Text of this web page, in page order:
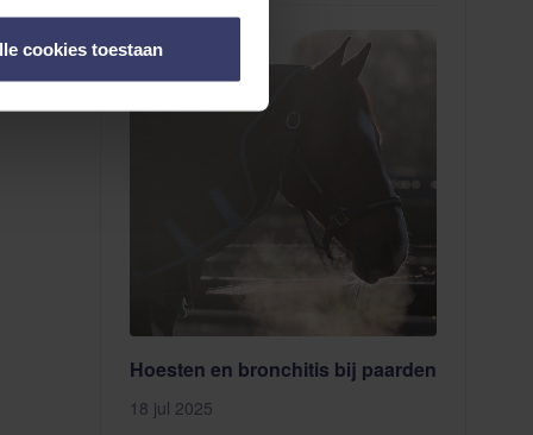
cookies toestaan
Hoesten en bronchitis bij paarden
18 jul 2025